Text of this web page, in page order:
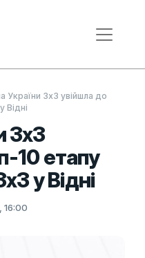
України 3х3 увійшла до
Відні
3х3
10 етапу
у Відні
16:00